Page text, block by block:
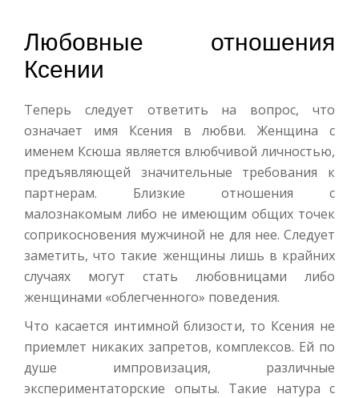
Любовные отношения
Ксении
Теперь следует ответить на вопрос, что
означает имя Ксения в любви. Женщина с
именем Ксюша является влюбчивой личностью,
предъявляющей значительные требования к
партнерам. Близкие отношения с
малознакомым либо не имеющим общих точек
соприкосновения мужчиной не для нее. Следует
заметить, что такие женщины лишь в крайних
случаях могут стать любовницами либо
женщинами «облегченного» поведения.
Что касается интимной близости, то Ксения не
приемлет никаких запретов, комплексов. Ей по
душе импровизация, различные
экспериментаторские опыты. Такие натура с